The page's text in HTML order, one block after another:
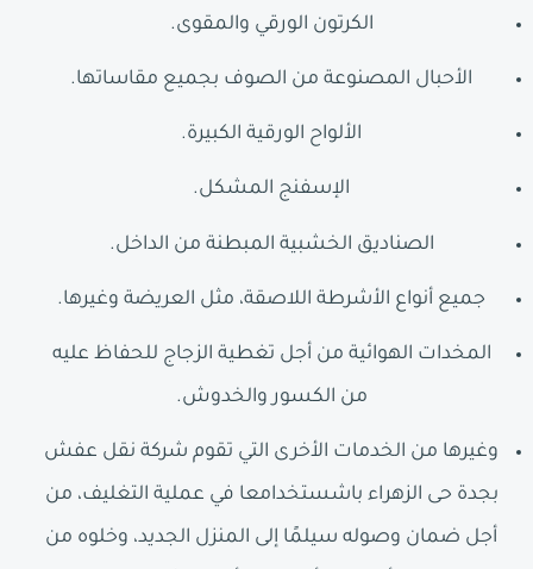
الكرتون الورقي والمقوى.
الأحبال المصنوعة من الصوف بجميع مقاساتها.
الألواح الورقية الكبيرة.
الإسفنج المشكل.
الصناديق الخشبية المبطنة من الداخل.
جميع أنواع الأشرطة اللاصقة، مثل العريضة وغيرها.
المخدات الهوائية من أجل تغطية الزجاج للحفاظ عليه
من الكسور والخدوش.
وغيرها من الخدمات الأخرى التي تقوم شركة نقل عفش
بجدة حى الزهراء باشستخدامعا في عملية التغليف، من
أجل ضمان وصوله سيلمًا إلى المنزل الجديد، وخلوه من